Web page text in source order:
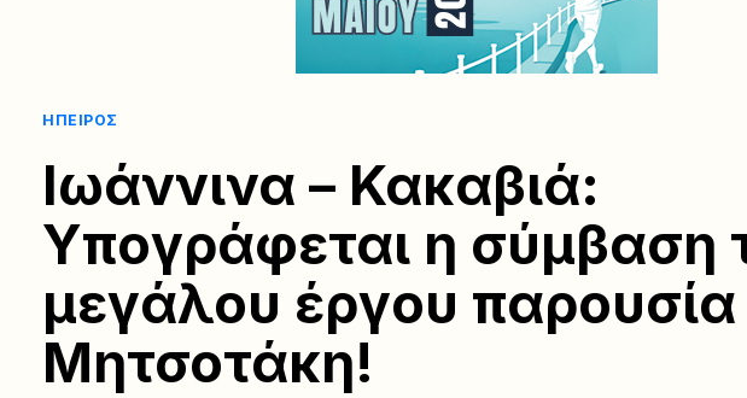
ΉΠΕΙΡΟΣ
Ιωάννινα – Κακαβιά:
Υπογράφεται η σύμβαση
μεγάλου έργου παρουσία
Μητσοτάκη!